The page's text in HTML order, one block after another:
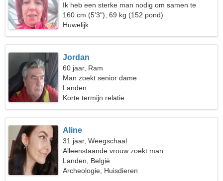
Ik heb een sterke man nodig om samen te
reizen
160 cm (5'3"), 69 kg (152 pond)
Huwelijk
Jordan
60 jaar, Ram
Man zoekt senior dame
Landen
Korte termijn relatie
Aline
31 jaar, Weegschaal
Alleenstaande vrouw zoekt man
Landen, België
Archeologie, Huisdieren